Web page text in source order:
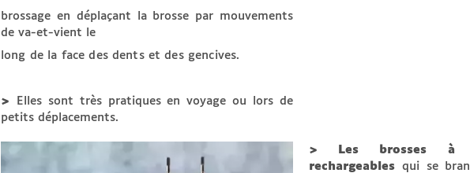
brossage en déplaçant la brosse par mouvements
de va-et-vient le
long de la face des dents et des gencives.
>
Elles sont très pratiques en voyage ou lors de
petits déplacements.
> Les brosses à
rechargeablesqui se